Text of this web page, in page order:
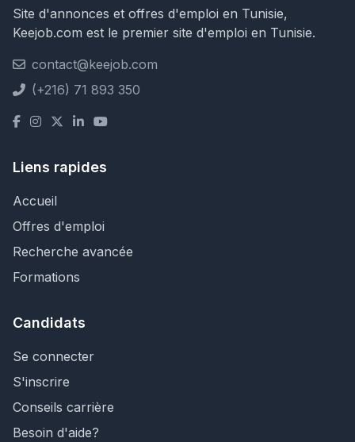
Site d'annonces et offres d'emploi en Tunisie,
Keejob.com est le premier site d'emploi en Tunisie.
contact@keejob.com
(+216) 71 893 350
Liens rapides
Accueil
Offres d'emploi
Recherche avancée
Formations
Candidats
Se connecter
S'inscrire
Conseils carrière
Besoin d'aide?